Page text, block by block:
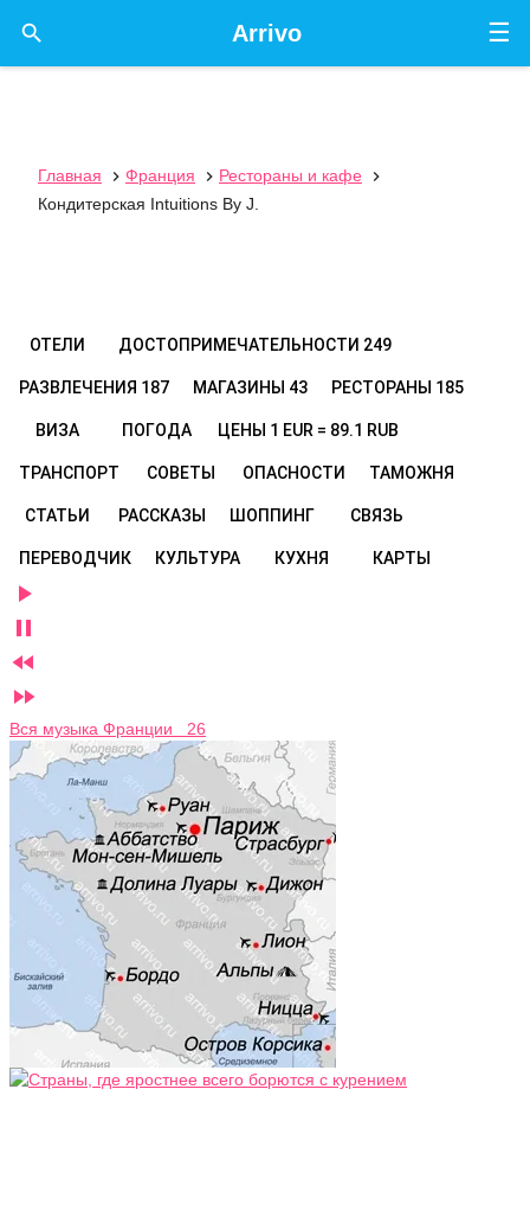
☰
Arrivo

Главная  Франция  Рестораны и кафе

Кондитерская Intuitions By J.
ОТЕЛИ ДОСТОПРИМЕЧАТЕЛЬНОСТИ 249
РАЗВЛЕЧЕНИЯ 187 МАГАЗИНЫ 43 РЕСТОРАНЫ 185
ВИЗА ПОГОДА ЦЕНЫ 1 EUR = 89.1 RUB
ТРАНСПОРТ СОВЕТЫ ОПАСНОСТИ ТАМОЖНЯ
СТАТЬИ РАССКАЗЫ ШОППИНГ СВЯЗЬ
ПЕРЕВОДЧИК КУЛЬТУРА КУХНЯ КАРТЫ




Вся музыка Франции 26